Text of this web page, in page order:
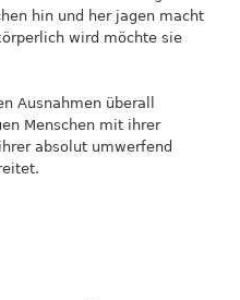
hin und her jagen macht
wird möchte sie
Ausnahmen überall
Menschen mit ihrer
absolut umwerfend